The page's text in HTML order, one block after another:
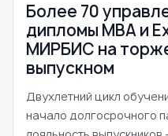
Более 70
дипломы MBA и
МИРБИС на
выпускном
Двухлетний цикл
начало долгосрочного